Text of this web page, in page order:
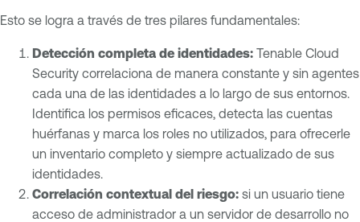
Esto se logra a través de tres pilares fundamentales:
Detección completa de identidades: Tenable Cloud
Security correlaciona de manera constante y sin agentes
cada una de las identidades a lo largo de sus entornos.
Identifica los permisos eficaces, detecta las cuentas
huérfanas y marca los roles no utilizados, para ofrecerle
un inventario completo y siempre actualizado de sus
identidades.
Correlación contextual del riesgo: si un usuario tiene
acceso de administrador a un servidor de desarrollo no